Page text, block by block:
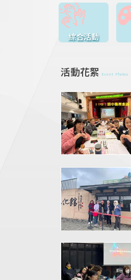
綜合活動
活動花絮 Event Photos